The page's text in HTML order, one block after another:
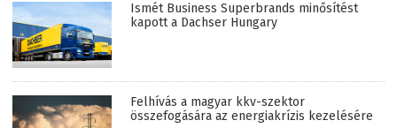
Ismét Business Superbrands minősítést
kapott a Dachser Hungary
Felhívás a magyar kkv-szektor
összefogására az energiakrízis kezelésére